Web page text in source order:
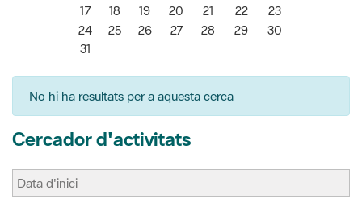
17
18 19 20 21 22
23
24
25 26 27 28 29
30
31
No hi ha resultats per a aquesta cerca
Cercador d'activitats